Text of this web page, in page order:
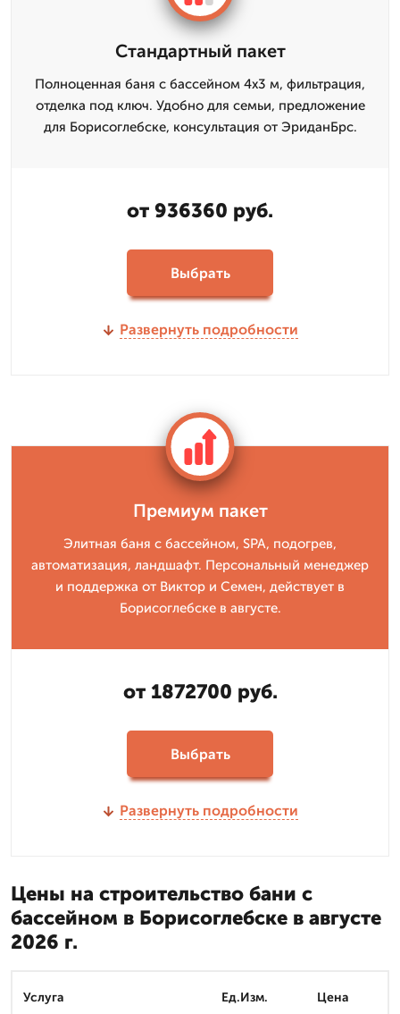
Стандартный пакет
Полноценная баня с бассейном 4х3 м, фильтрация,
отделка под ключ. Удобно для семьи, предложение
для Борисоглебске, консультация от ЭриданБрс.
от 936360 руб.
Выбрать
Развернуть подробности
Премиум пакет
Элитная баня с бассейном, SPA, подогрев,
автоматизация, ландшафт. Персональный менеджер
и поддержка от Виктор и Семен, действует в
Борисоглебске в августе.
от 1872700 руб.
Выбрать
Развернуть подробности
Цены на строительство бани с
бассейном в Борисоглебске в августе
2026 г.
Услуга Ед.Изм. Цена